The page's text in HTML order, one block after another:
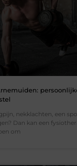
nekklachten, een
Dan kan een
om